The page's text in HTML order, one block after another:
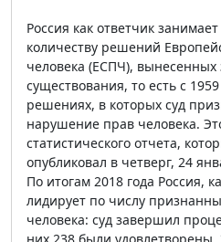
Россия как ответчик
количеству решений
человека (ЕСПЧ), вынесенных
существования, то есть с
решениях, в которых суд
нарушение прав человека.
статистического отчета,
опубликовал в четверг, 24
По итогам 2018 года Россия,
лидирует по числу
человека: суд завершил